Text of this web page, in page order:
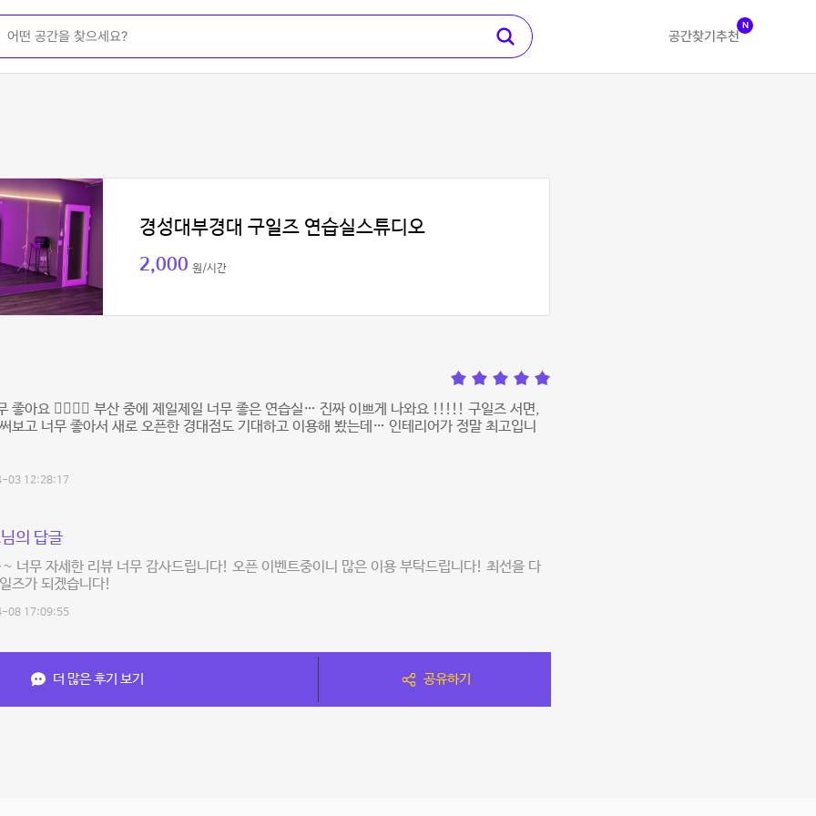
공간찾기 추천
N
경성대부경대 구일즈 연습실스튜디오
2,000 원/시간
좋아요 👍🏻👍🏻 부산 중에 제일제일 너무 좋은 연습실… 진짜 이쁘게 나와요 !!!!! 구일즈 서면,
보고 너무 좋아서 새로 오픈한 경대점도 기대하고 이용해 봤는데… 인테리어가 정말 최고입니
03 12:28:17
의 답글
너무 자세한 리뷰 너무 감사드립니다! 오픈 이벤트중이니 많은 이용 부탁드립니다! 최선을 다
즈가 되겠습니다!
08 17:09:55
더 많은 후기 보기 공유하기